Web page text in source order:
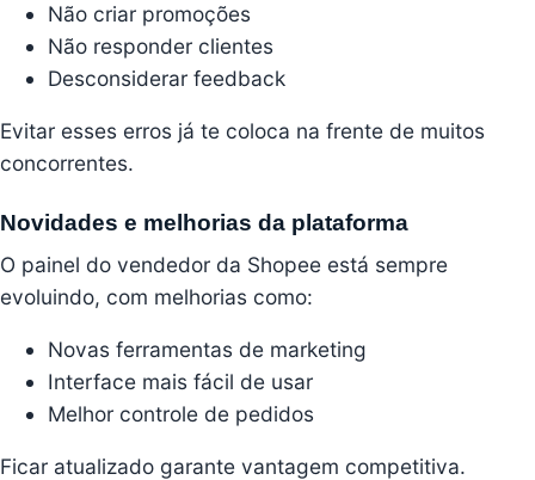
Não criar promoções
Não responder clientes
Desconsiderar feedback
Evitar esses erros já te coloca na frente de muitos
concorrentes.
Novidades e melhorias da plataforma
O painel do vendedor da Shopee está sempre
evoluindo, com melhorias como:
Novas ferramentas de marketing
Interface mais fácil de usar
Melhor controle de pedidos
Ficar atualizado garante vantagem competitiva.